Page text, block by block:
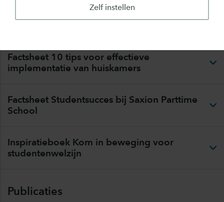
Zelf instellen
Factsheet 10 tips voor effectieve
implementatie van huiskamers
Factsheet Studentsucces bij Saxion Parttime
School
Inspiratieboek Kom in beweging voor
studentenwelzijn
Publicaties